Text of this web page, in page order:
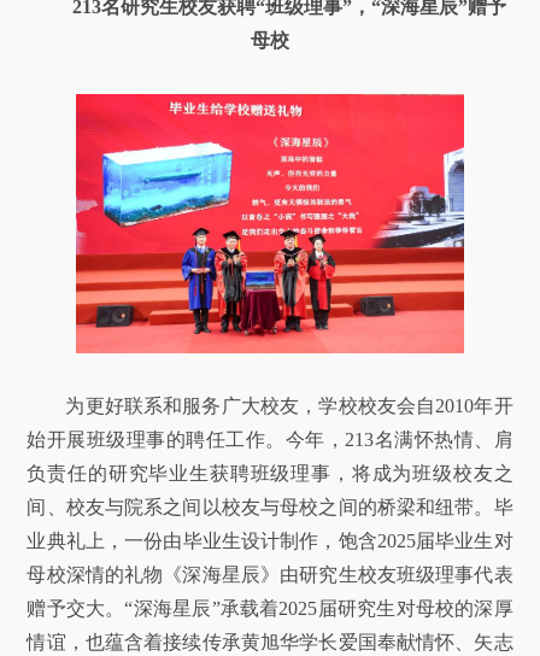
213名研究生校友获聘“班级理事”，“深海星辰”赠予
母校
为更好联系和服务广大校友，学校校友会自2010年开
始开展班级理事的聘任工作。今年，213名满怀热情、肩
负责任的研究毕业生获聘班级理事，将成为班级校友之
间、校友与院系之间以校友与母校之间的桥梁和纽带。毕
业典礼上，一份由毕业生设计制作，饱含2025届毕业生对
母校深情的礼物《深海星辰》由研究生校友班级理事代表
赠予交大。“深海星辰”承载着2025届研究生对母校的深厚
情谊，也蕴含着接续传承黄旭华学长爱国奉献情怀、矢志